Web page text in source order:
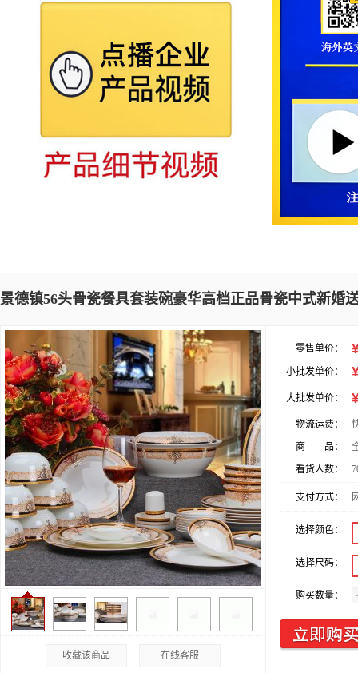
景德镇56头骨瓷餐具套装碗豪华高档正品骨瓷中式新婚
收藏该商品 在线客服
零售单价：
小批发单价：
大批发单价：
物流运费：
商 品：
看货人数：
支付方式：
选择颜色：
选择尺码：
购买数量：